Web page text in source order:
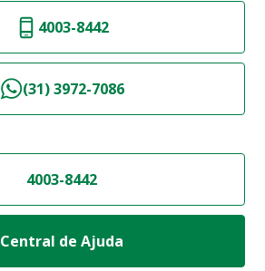
4003-8442
(31) 3972-7086
4003-8442
Central de Ajuda